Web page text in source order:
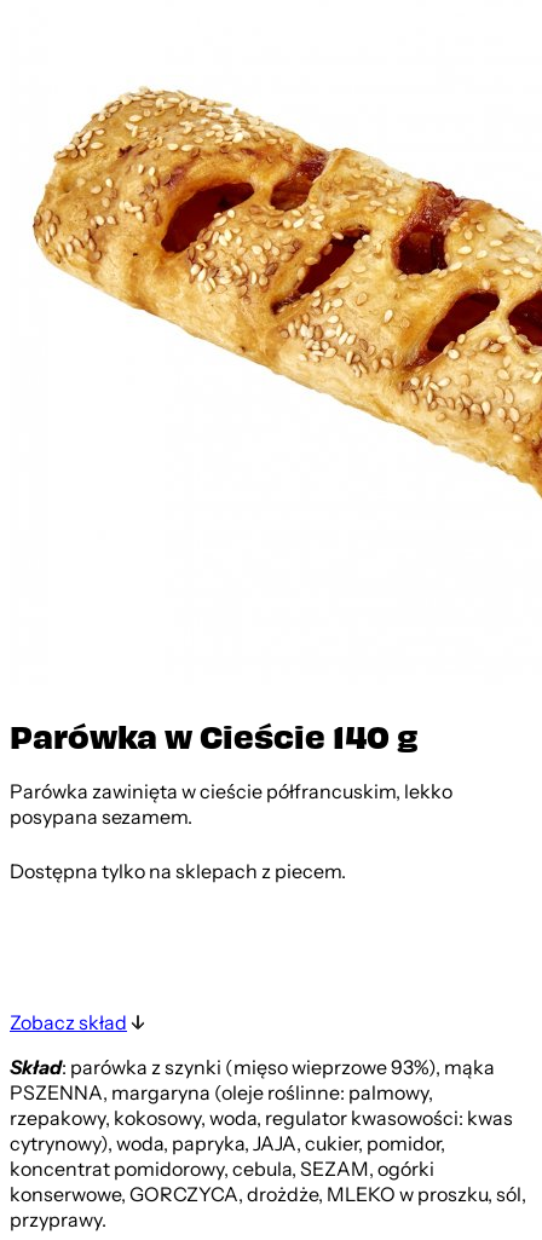
Parówka w Cieście 140 g
Parówka zawinięta w cieście półfrancuskim, lekko
posypana sezamem.
Dostępna tylko na sklepach z piecem.
Zobacz skład
Skład: parówka z szynki (mięso wieprzowe 93%), mąka
PSZENNA, margaryna (oleje roślinne: palmowy,
rzepakowy, kokosowy, woda, regulator kwasowości: kwas
cytrynowy), woda, papryka, JAJA, cukier, pomidor,
koncentrat pomidorowy, cebula, SEZAM, ogórki
konserwowe, GORCZYCA, drożdże, MLEKO w proszku, sól,
przyprawy.